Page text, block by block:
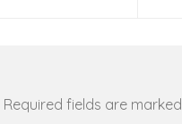
Required fields are marked